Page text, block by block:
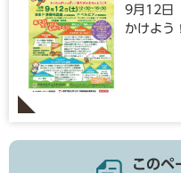
9月12日
かけよう！
このペ